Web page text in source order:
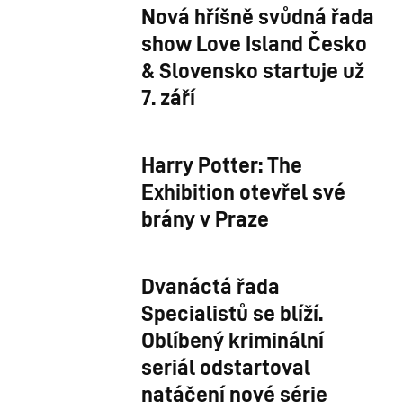
Nová hříšně svůdná řada
show Love Island Česko
& Slovensko startuje už
7. září
Harry Potter: The
Exhibition otevřel své
brány v Praze
Dvanáctá řada
Specialistů se blíží.
Oblíbený kriminální
seriál odstartoval
natáčení nové série